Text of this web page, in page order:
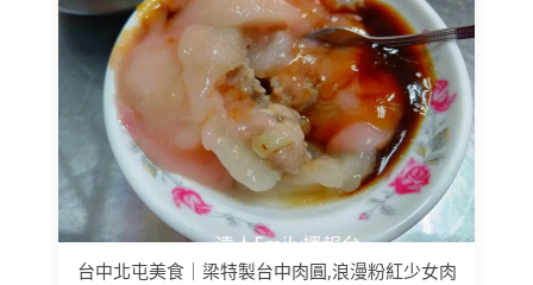
台中北屯美食｜梁特製台中肉圓,浪漫粉紅少女肉